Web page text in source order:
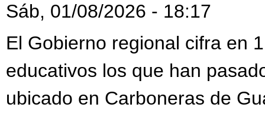
Sáb, 01/08/2026 - 18:17
El Gobierno regional cifra en
educativos los que han
ubicado en Carboneras de